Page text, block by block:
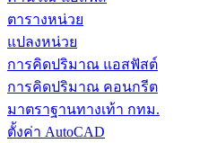
ตารางหน่วย
แปลงหน่วย
การคิดปริมาณ แอสฟัสต์
การคิดปริมาณ คอนกรีต
มาตราฐานทางเท้า กทม.
ตั้งค่า AutoCAD